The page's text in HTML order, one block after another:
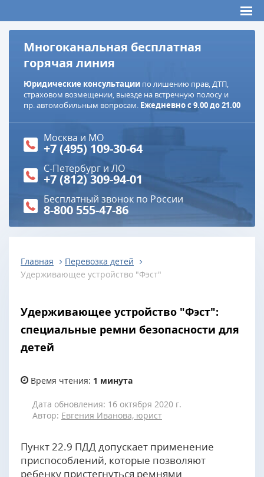
Многоканальная бесплатная
горячая линия
Юридические консультации по лишению прав, ДТП,
страховом возмещении, выезде на встречную полосу и
пр. автомобильным вопросам. Ежедневно с 9.00 до 21.00
Москва и МО
+7 (495) 109-30-64
С-Петербург и ЛО
+7 (812) 309-94-01
Бесплатный звонок по России
8-800 555-47-86
Главная
Перевозка детей
Удерживающее устройство "Фэст"
Удерживающее устройство "Фэст":
специальные ремни безопасности для
детей
Время чтения: 1 минута
Дата обновления: 16 октября 2020 г.
Автор: Евгения Иванова, юрист
Пункт 22.9 ПДД допускает применение
приспособлений, которые позволяют
ребенку пристегнуться ремнями